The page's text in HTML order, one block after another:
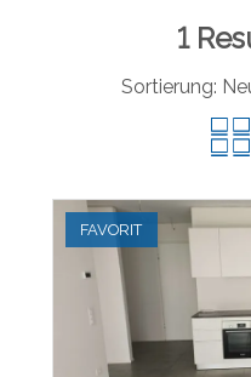
1
Sortierung:
FAVORIT